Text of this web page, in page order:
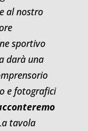
al nostro
sportivo
darà una
e fotografici
tavola